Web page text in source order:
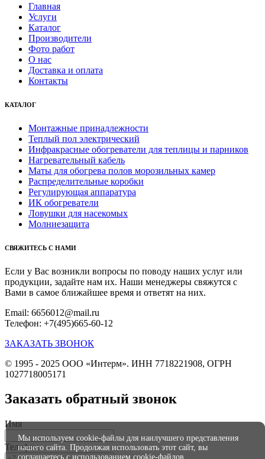
Главная
Услуги
Каталог
Производители
Фото работ
О нас
Доставка и оплата
Контакты
КАТАЛОГ
Монтажные принадлежности
Теплый пол электрический
Инфракрасные обогреватели для теплицы и парников
Нагревательный кабель
Маты для обогрева полов морозильных камер
Распределительные коробки
Регулирующая аппаратура
ИК обогреватели
Ловушки для насекомых
Молниезащита
СВЯЖИТЕСЬ С НАМИ
Если у Вас возникли вопросы по поводу наших услуг или
продукции, задайте нам их. Наши менеджеры свяжутся с
Вами в самое ближайшее время и ответят на них.
Email: 6656012@mail.ru
Телефон: +7(495)665-60-12
ЗАКАЗАТЬ ЗВОНОК
© 1995 - 2025 ООО «Интерм». ИНН 7718221908, ОГРН
1027718005171
Заказать обратный звонок
Имя
Телефон
Мы используем cookie-файлы для наилучшего представления
нашего сайта. Продолжая использовать этот сайт, вы
соглашаетесь с использованием cookie-файлов.